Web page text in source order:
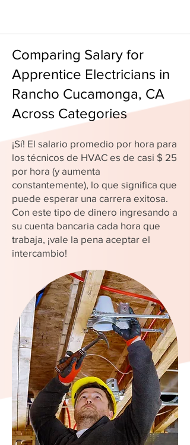
Comparing Salary for
Apprentice Electricians in
Rancho Cucamonga, CA
Across Categories
¡Sí! El salario promedio por hora para
los técnicos de HVAC es de casi $ 25
por hora (y aumenta
constantemente), lo que significa que
puede esperar una carrera exitosa.
Con este tipo de dinero ingresando a
su cuenta bancaria cada hora que
trabaja, ¡vale la pena aceptar el
intercambio!